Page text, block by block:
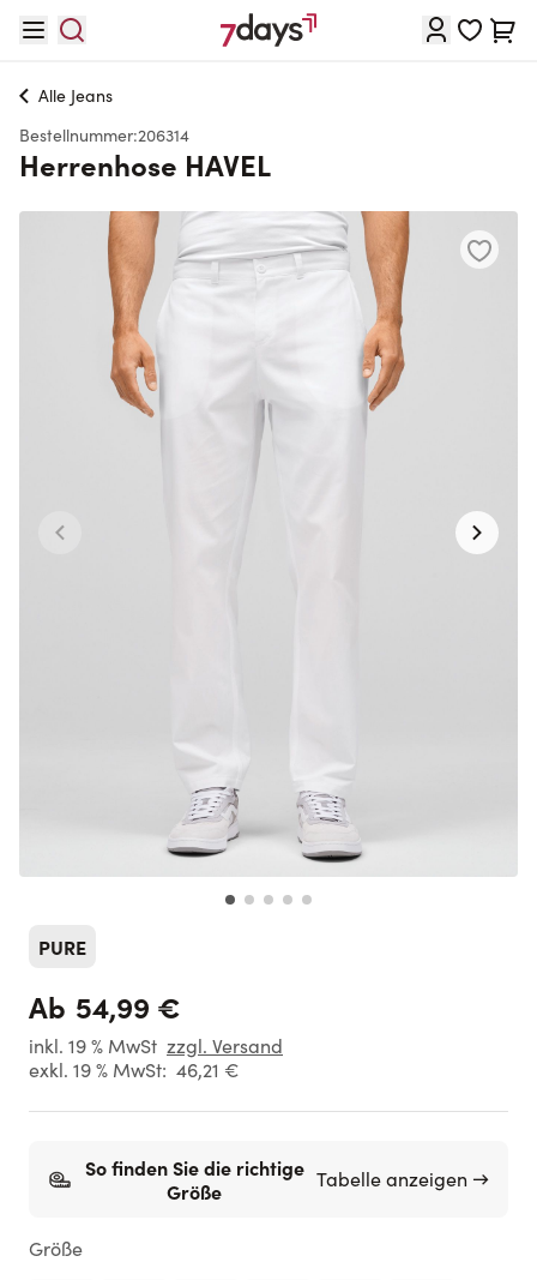
Alle Jeans
Bestellnummer:206314
Herrenhose HAVEL
PURE
Ab 54,99 €
inkl. 19 % MwSt zzgl. Versand
exkl. 19 % MwSt: 46,21 €
So finden Sie die richtige
Größe
Tabelle anzeigen →
Größe